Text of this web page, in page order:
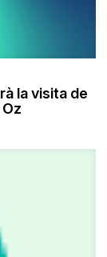
la visita de